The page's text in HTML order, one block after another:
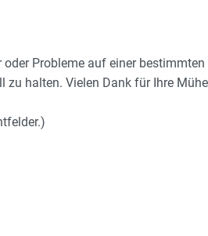
Probleme auf einer
zu halten. Vielen Dank für Ihre